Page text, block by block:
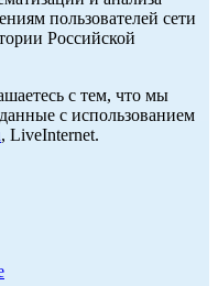
пользователей сети
Российской
с тем, что мы
с использованием
, LiveInternet.